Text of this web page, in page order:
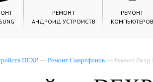
РЕМОНТ
АНДРОИД УСТРОИСТВ
РЕМОНТ
КОМПЬЮТЕРОВ
DEXP — Ремонт Смартфонов — Ремонт Dexp